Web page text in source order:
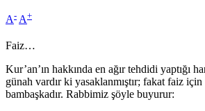
A- A+
Faiz…
Kur’an’ın hakkında en ağır tehdidi yaptığı
günah vardır ki yasaklanmıştır; fakat faiz
bambaşkadır. Rabbimiz şöyle buyurur: